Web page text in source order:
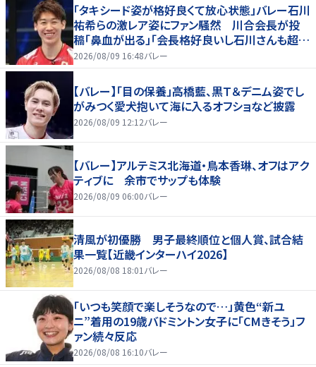
「タキシード姿が格好良くて放心状態」バレー石川
祐希らの激レア姿にファン騒然 川合会長が投
稿「鼻血が出る」「会長格好良いし石川さんも超格
好いい」
2026/08/09 16:48バレー
【バレー】「目の保養」高橋藍、黒Ｔ＆デニム姿でし
がみつく愛犬抱いて海に入るオフショなど披露
2026/08/09 12:12バレー
【バレー】アルテミス北海道・鳥本香琳、オフはアク
ティブに 余市でサップも体験
2026/08/09 06:00バレー
清風が初優勝 男子最終順位と個人賞、試合結
果一覧【近畿インターハイ2026】
2026/08/08 18:01 バレー
「いつも笑顔で楽しそうなので…」黄色“新ユ
ニ”着用の19歳バドミントン女子に「CMきそう」フ
ァン続々反応
2026/08/08 16:10バレー